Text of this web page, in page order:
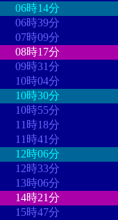
06時14分
06時39分
07時09分
08時17分
09時31分
10時04分
10時30分
10時55分
11時18分
11時41分
12時06分
12時33分
13時06分
14時21分
15時47分